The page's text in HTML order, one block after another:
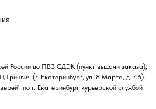
России до ПВЗ СДЭК (пункт выдачи заказа);
Гринвич (г. Екатеринбург, ул. 8 Марта, д. 46).
по г. Екатеринбург курьерской службой